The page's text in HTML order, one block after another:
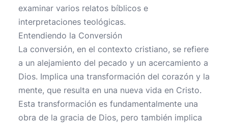
examinar varios relatos bíblicos e
interpretaciones teológicas.
Entendiendo la Conversión
La conversión, en el contexto cristiano, se refiere
a un alejamiento del pecado y un acercamiento a
Dios. Implica una transformación del corazón y la
mente, que resulta en una nueva vida en Cristo.
Esta transformación es fundamentalmente una
obra de la gracia de Dios, pero también implica